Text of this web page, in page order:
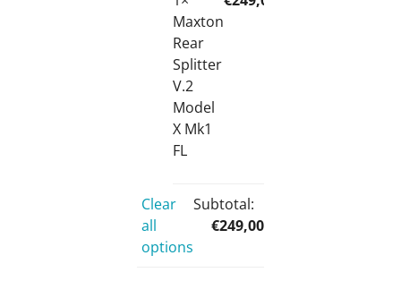
Maxton
Rear
Splitter
V.2
Model
X Mk1
FL
Clear
all
options
Subtotal:
€249,00